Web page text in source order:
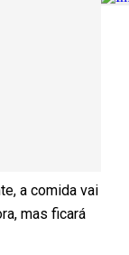
a comida vai
mas ficará